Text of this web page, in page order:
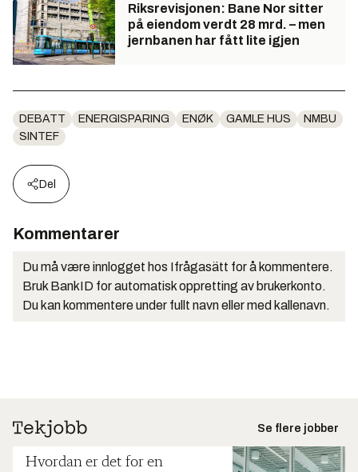
Riksrevisjonen: Bane Nor sitter
på eiendom verdt 28 mrd. – men
jernbanen har fått lite igjen
DEBATT ENERGISPARING ENØK GAMLE HUS
NMBU
SINTEF
Del
Kommentarer
Du må være innlogget hos Ifrågasätt for å kommentere.
Bruk BankID for automatisk oppretting av brukerkonto.
Du kan kommentere under fullt navn eller med kallenavn.
Se flere jobber
Hvordan er det for en